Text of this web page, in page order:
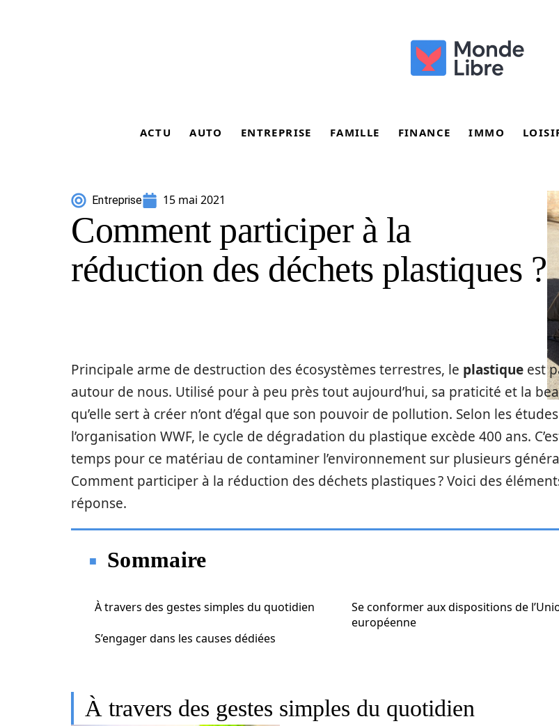
ACTU AUTO ENTREPRISE FAMILLE FINANCE IMMO
Entreprise 15 mai 2021
Comment participer à la
réduction des déchets plastiques ?
Principale arme de destruction des écosystèmes terrestres, le plastique est
autour de nous. Utilisé pour à peu près tout aujourd’hui, sa praticité et la
qu’elle sert à créer n’ont d’égal que son pouvoir de pollution. Selon les
l’organisation WWF, le cycle de dégradation du plastique excède 400 ans.
temps pour ce matériau de contaminer l’environnement sur plusieurs
Comment participer à la réduction des déchets plastiques ? Voici des
réponse.
Sommaire
À travers des gestes simples du quotidien
S’engager dans les causes dédiées
Se conformer aux dispositions de
européenne
À travers des gestes simples du quotidien